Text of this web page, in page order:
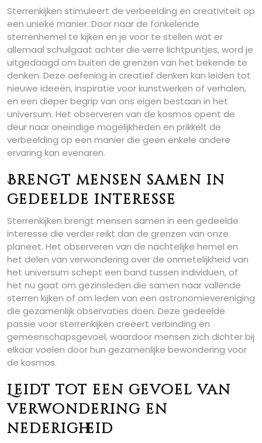
Sterrenkijken stimuleert de verbeelding en creativiteit op
een unieke manier. Door naar de fonkelende
sterrenhemel te kijken en je voor te stellen wat er
allemaal schuilgaat achter die verre lichtpuntjes, word je
uitgedaagd om buiten de grenzen van het bekende te
denken. Deze oefening in creatief denken kan leiden tot
nieuwe ideeën, inspiratie voor kunstwerken of verhalen,
en een dieper begrip van ons eigen bestaan in het
universum. Het observeren van de kosmos opent de
deur naar oneindige mogelijkheden en prikkelt de
verbeelding op een manier die geen enkele andere
ervaring kan evenaren.
Brengt mensen samen in
gedeelde interesse
Sterrenkijken brengt mensen samen in een gedeelde
interesse die verder reikt dan de grenzen van onze
planeet. Het observeren van de nachtelijke hemel en
het delen van verwondering over de onmetelijkheid van
het universum schept een band tussen individuen, of
het nu gaat om gezinsleden die samen naar vallende
sterren kijken of om leden van een astronomievereniging
die gezamenlijk observaties doen. Deze gedeelde
passie voor sterrenkijken creëert verbinding en
gemeenschapsgevoel, waardoor mensen zich dichter bij
elkaar voelen door hun gezamenlijke bewondering voor
de kosmos.
Leidt tot een gevoel van
verwondering en
nederigheid